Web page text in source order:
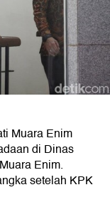
Muara Enim
di Dinas
Enim.
setelah KPK